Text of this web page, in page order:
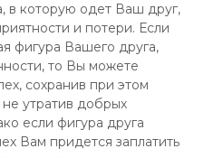
в которую одет Ваш друг,
и потери. Если
фигура Вашего друга,
то Вы можете
сохранив при этом
утратив добрых
если фигура друга
Вам придется заплатить